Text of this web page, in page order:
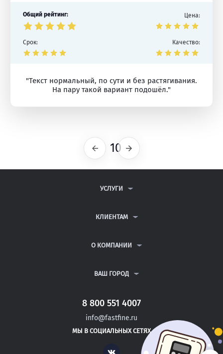
Общий рейтинг: Цена:
Срок: Качество:
"Текст нормальный, по сути и без растягивания.
На пару такой вариант подошёл."
Предыдущая
10 Следующая
УСЛУГИ
ДИПЛОМНЫЕ РАБОТЫ
РЕФЕРАТЫ
КЛИЕНТАМ
ВОПРОСЫ И ОТВЕТЫ
ПОЛИТИКА КОНФИДЕНЦИАЛЬНОСТИ
О КОМПАНИИ
КОНТАКТЫ
ВАШ ГОРОД
САНКТ-ПЕТЕРБУРГ
БАТЫРЕВО
КАНАШ
8 800 551 4007
info@fastfine.ru
МЫ В СОЦИАЛЬНЫХ СЕТЯХ